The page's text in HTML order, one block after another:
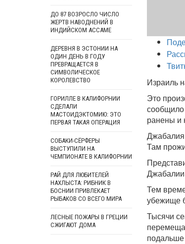
Израиль
Это
ранены и
Джабалия
Там
Тем
убежище
Тысячи
ДО 87 ВОЗРОСЛО ЧИСЛО
ЖЕРТВ НАВОДНЕНИЙ В
ИНДИЙСКОМ АССАМЕ
ДЕРЕВНЯ В ЭСТОНИИ НА
ОДИН ДЕНЬ В ГОДУ
ПРЕВРАЩАЕТСЯ В
СИМВОЛИЧЕСКОЕ
КОРОЛЕВСТВО
ГОРИЛЛЕ В КАЛИФОРНИИ
СДЕЛАЛИ
МАСТОИДЭКТОМИЮ: ЭТО
ПЕРВАЯ ТАКАЯ ОПЕРАЦИЯ
СОБАКИ-СЁРФЕРЫ
ВЫСТУПИЛИ НА
ЧЕМПИОНАТЕ В КАЛИФОРНИИ
РАЙ ДЛЯ ЛЮБИТЕЛЕЙ
НАХЛЫСТА: РИБНИК В
БОСНИИ ПРИВЛЕКАЕТ
РЫБАКОВ СО ВСЕГО МИРА
ЛЕСНЫЕ ПОЖАРЫ В ГРЕЦИИ
СЖИГАЮТ ДОМА